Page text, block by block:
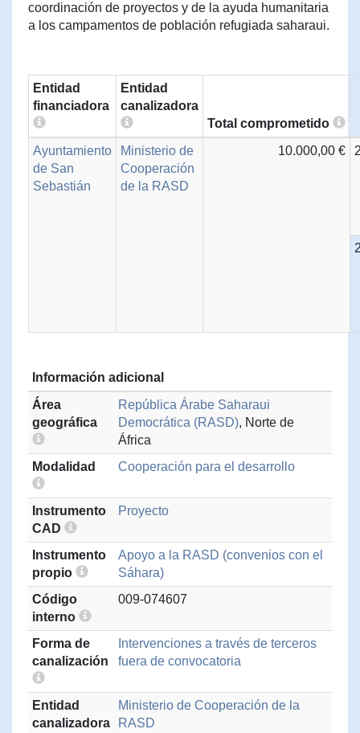
coordinación de proyectos y de la ayuda humanitaria
a los campamentos de población refugiada saharaui.
Entidad
financiadora
Entidad
canalizadora
Total comprometido
Ayuntamiento
de San
Sebastián
Ministerio de
Cooperación
de la RASD
10.000,00 €
Información adicional
Área
geográfica
República Árabe Saharaui
Democrática (RASD), Norte de
África
Modalidad
Cooperación para el desarrollo
Instrumento
CAD
Proyecto
Instrumento
propio
Apoyo a la RASD (convenios con el
Sáhara)
Código
interno
009-074607
Forma de
canalización
Intervenciones a través de terceros
fuera de convocatoria
Entidad
canalizadora
Ministerio de Cooperación de la
RASD